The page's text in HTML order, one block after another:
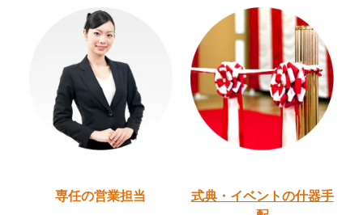
専任の営業担当 式典・イベントの什器手